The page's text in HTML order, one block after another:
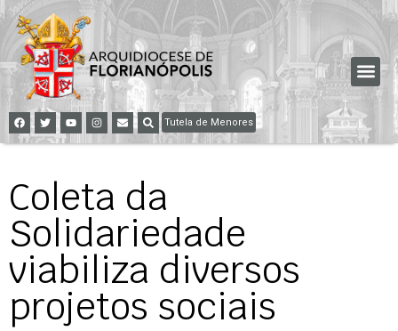
Tutela de Menores
Coleta da
Solidariedade
viabiliza diversos
projetos sociais